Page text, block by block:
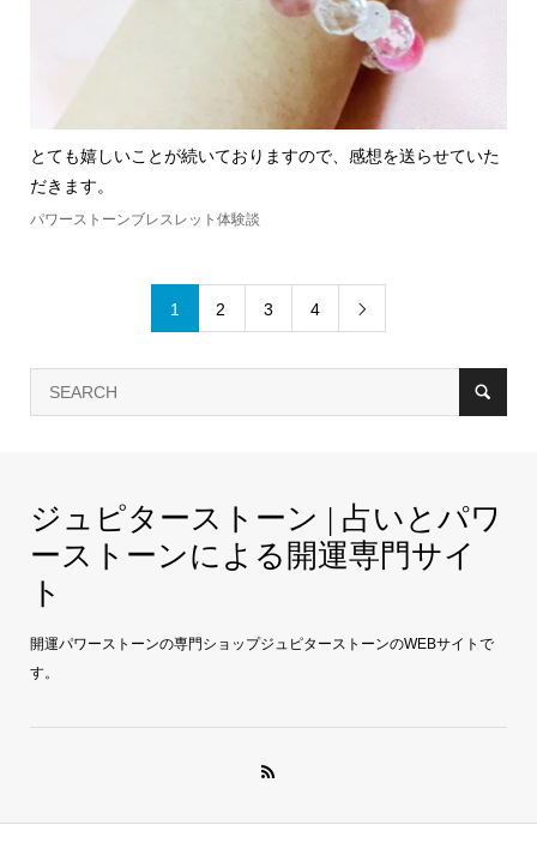
とても嬉しいことが続いておりますので、感想を送らせていた
だきます。
パワーストーンブレスレット体験談
1 2 3 4 
ジュピターストーン | 占いとパワ
ーストーンによる開運専門サイ
ト
開運パワーストーンの専門ショップジュピターストーンのWEBサイトで
す。